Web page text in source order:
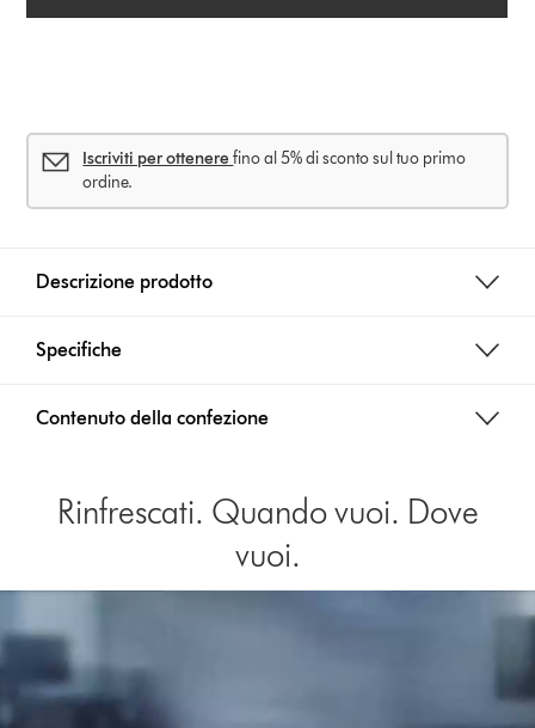
Iscriviti per ottenerefino al 5% di sconto sul tuo primo
ordine.
Descrizione prodotto
Specifiche
Contenuto della confezione
Rinfrescati. Quando vuoi. Dove
vuoi.